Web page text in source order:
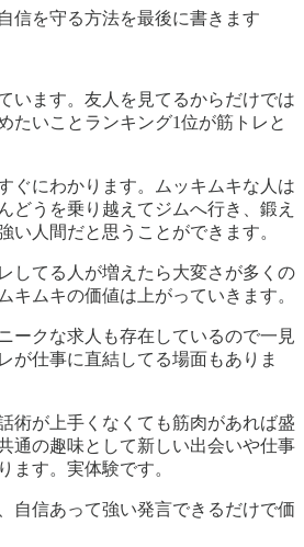
信を守る方法を最後に書きます
います。友人を見てるからだけでは
たいことランキング1位が筋トレと
ぐにわかります。ムッキムキな人は
どうを乗り越えてジムへ行き、鍛え
い人間だと思うことができます。
してる人が増えたら大変さが多くの
キムキの価値は上がっていきます。
ークな求人も存在しているので一見
が仕事に直結してる場面もありま
術が上手くなくても筋肉があれば盛
通の趣味として新しい出会いや仕事
ます。実体験です。
自信あって強い発言できるだけで価